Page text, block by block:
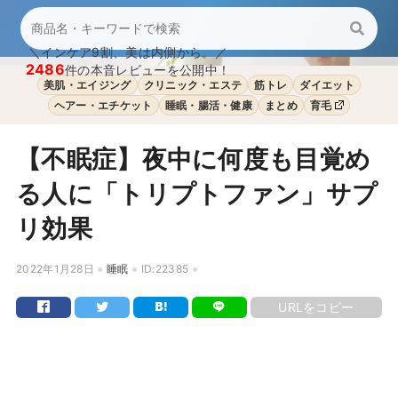
＼インケア9割、美は内側から。／
2486件の本音レビューを公開中！
美肌・エイジング クリニック・エステ 筋トレ
ダイエット
ヘアー・エチケット
睡眠・腸活・健康 まとめ 育毛
【不眠症】夜中に何度も目覚め
る人に「トリプトファン」サプ
リ効果
2022年1月28日 睡眠 ID:22385
URLをコピー